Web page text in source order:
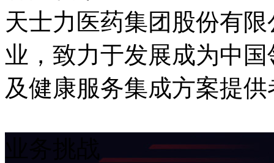
天士力医药集团股份有
业，致力于发展成为中
及健康服务集成方案提供